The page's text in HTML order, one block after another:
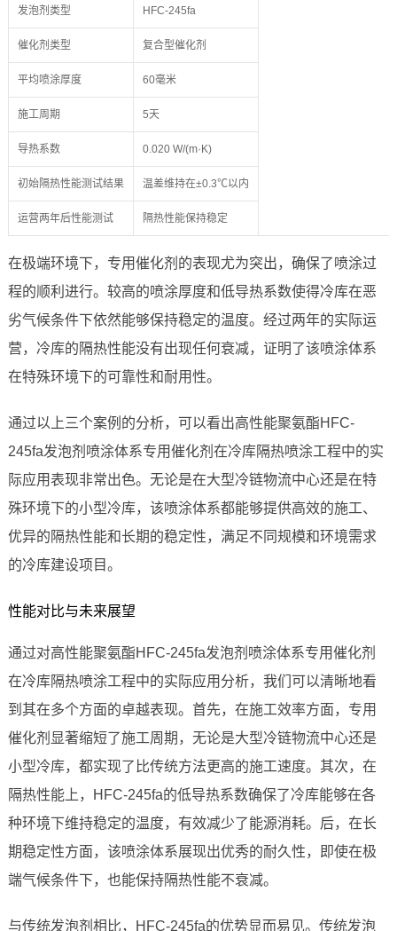
发泡剂类型 HFC-245fa
催化剂类型 复合型催化剂
平均喷涂厚度 60毫米
施工周期 5天
导热系数 0.020 W/(m·K)
初始隔热性能测试结果 温差维持在±0.3℃以内
运营两年后性能测试 隔热性能保持稳定
在极端环境下，专用催化剂的表现尤为突出，确保了喷涂过
程的顺利进行。较高的喷涂厚度和低导热系数使得冷库在恶
劣气候条件下依然能够保持稳定的温度。经过两年的实际运
营，冷库的隔热性能没有出现任何衰减，证明了该喷涂体系
在特殊环境下的可靠性和耐用性。
通过以上三个案例的分析，可以看出高性能聚氨酯HFC-
245fa发泡剂喷涂体系专用催化剂在冷库隔热喷涂工程中的实
际应用表现非常出色。无论是在大型冷链物流中心还是在特
殊环境下的小型冷库，该喷涂体系都能够提供高效的施工、
优异的隔热性能和长期的稳定性，满足不同规模和环境需求
的冷库建设项目。
性能对比与未来展望
通过对高性能聚氨酯HFC-245fa发泡剂喷涂体系专用催化剂
在冷库隔热喷涂工程中的实际应用分析，我们可以清晰地看
到其在多个方面的卓越表现。首先，在施工效率方面，专用
催化剂显著缩短了施工周期，无论是大型冷链物流中心还是
小型冷库，都实现了比传统方法更高的施工速度。其次，在
隔热性能上，HFC-245fa的低导热系数确保了冷库能够在各
种环境下维持稳定的温度，有效减少了能源消耗。后，在长
期稳定性方面，该喷涂体系展现出优秀的耐久性，即使在极
端气候条件下，也能保持隔热性能不衰减。
与传统发泡剂相比，HFC-245fa的优势显而易见。传统发泡